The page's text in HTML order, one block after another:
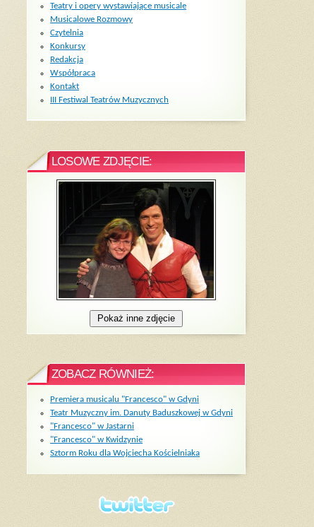
Teatry i opery wystawiające musicale
Musicalowe Rozmowy
Czytelnia
Konkursy
Redakcja
Współpraca
Kontakt
III Festiwal Teatrów Muzycznych
LOSOWE ZDJĘCIE:
ZOBACZ RÓWNIEŻ:
Premiera musicalu "Francesco" w Gdyni
Teatr Muzyczny im. Danuty Baduszkowej w Gdyni
"Francesco" w Jastarni
"Francesco" w Kwidzynie
Sztorm Roku dla Wojciecha Kościelniaka